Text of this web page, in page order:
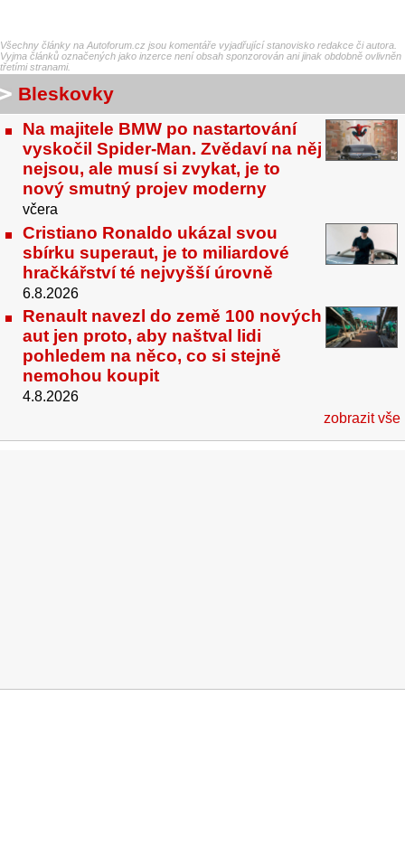
Všechny články na Autoforum.cz jsou komentáře vyjadřující stanovisko redakce či autora.
Vyjma článků označených jako inzerce není obsah sponzorován ani jinak obdobně ovlivněn
třetími stranami.
Bleskovky
Na majitele BMW po nastartování
vyskočil Spider-Man. Zvědaví na něj
nejsou, ale musí si zvykat, je to
nový smutný projev moderny
včera
Cristiano Ronaldo ukázal svou
sbírku superaut, je to miliardové
hračkářství té nejvyšší úrovně
6.8.2026
Renault navezl do země 100 nových
aut jen proto, aby naštval lidi
pohledem na něco, co si stejně
nemohou koupit
4.8.2026
zobrazit vše